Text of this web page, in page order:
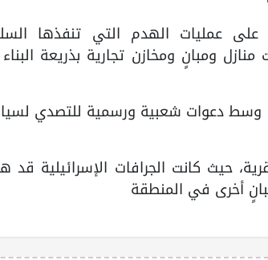
على عمليات الهدم التي تنفذها
ومبانٍ ومخازن تجارية بذريعة
وسط دعوات شعبية ورسمية للتصدي
حيث كانت الجرافات الإسرائيلية قد
أخرى في المنطقة